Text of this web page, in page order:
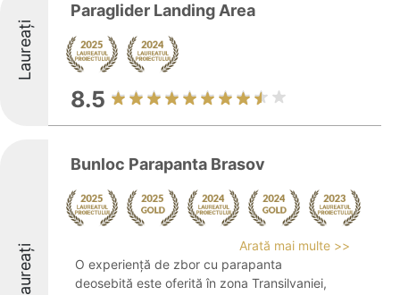
Laureați
Paraglider Landing Area
8.5
Laureați
Bunloc Parapanta Brasov
Arată mai multe >>
O experiență de zbor cu parapanta
deosebită este oferită în zona Transilvaniei,